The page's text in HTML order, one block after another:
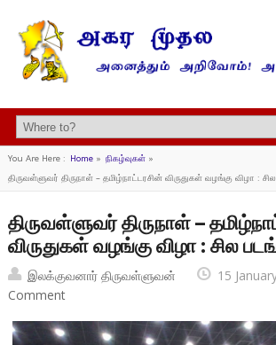
You Are Here : Home» நிகழ்வுகள்»
திருவள்ளுவர் திருநாள் – தமிழ்நாட்டரசின் விருதுகள் வழங்கு விழா :
திருவள்ளுவர் திருநாள் –
விருதுகள் வழங்கு விழா : சில
இலக்குவனார் திருவள்ளுவன் 15
Comment